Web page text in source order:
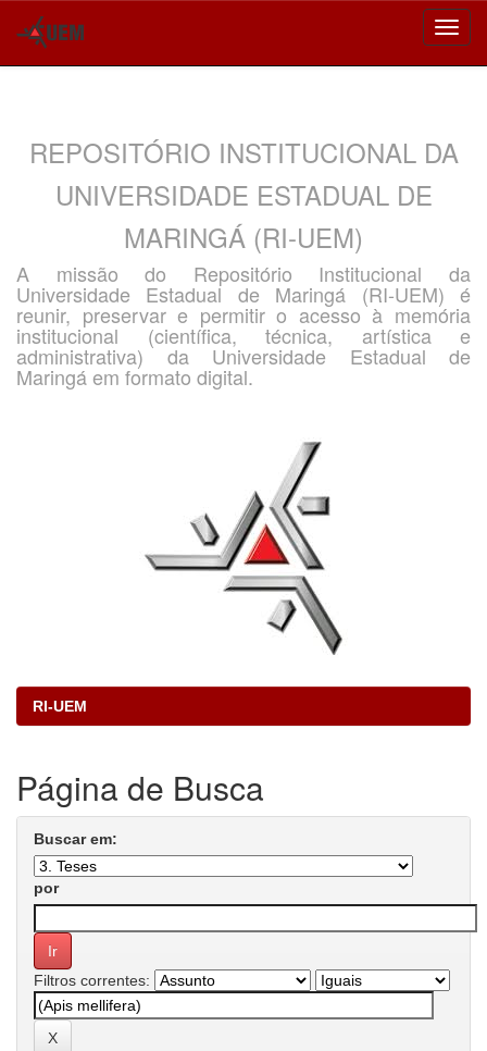
REPOSITÓRIO INSTITUCIONAL DA
UNIVERSIDADE ESTADUAL DE
MARINGÁ (RI-UEM)
A missão do Repositório Institucional da
Universidade Estadual de Maringá (RI-UEM) é
reunir, preservar e permitir o acesso à memória
institucional (científica, técnica, artística e
administrativa) da Universidade Estadual de
Maringá em formato digital.
RI-UEM
Página de Busca
Buscar em:
por
Filtros correntes: